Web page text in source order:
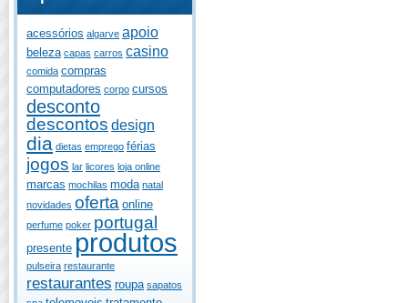
acessórios algarve apoio
beleza capas carros casino
comida compras
computadores corpo cursos
desconto
descontos design
dia dietas emprego férias
jogos lar licores loja online
marcas mochilas moda natal
novidades oferta online
perfume poker portugal
presente produtos
pulseira restaurante
restaurantes roupa sapatos